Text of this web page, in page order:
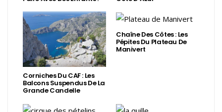
Corniches Du CAF : Les
Balcons Suspendus De La
Grande Candelle
Chaîne Des Côtes : Les
Pépites Du Plateau De
Manivert